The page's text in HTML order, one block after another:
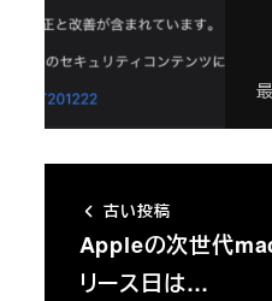
古い投稿
Appleの次世代
リース日は…